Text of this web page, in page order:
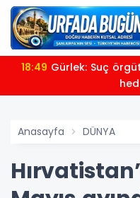
18:49
Anasayfa DÜNYA